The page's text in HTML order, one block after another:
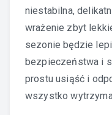
niestabilna,
wrażenie zbyt
sezonie będzie
bezpieczeństwa i
prostu usiąść i
wszystko